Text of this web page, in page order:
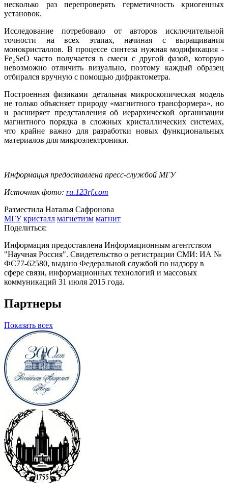
несколько раз перепроверять герметичность криогенных
установок.
Исследование потребовало от авторов исключительной
точности на всех этапах, начиная с выращивания
монокристаллов. В процессе синтеза нужная модификация -
Fe₂SeO часто получается в смеси с другой фазой, которую
невозможно отличить визуально, поэтому каждый образец
отбирался вручную с помощью дифрактометра.
Построенная физиками детальная микроскопическая модель
не только объясняет природу «магнитного трансформера», но
и расширяет представления об иерархической организации
магнитного порядка в сложных кристаллических системах,
что крайне важно для разработки новых функциональных
материалов для микроэлектроники.
Информация предоставлена пресс-службой МГУ
Источник фото: ru.123rf.com
Разместила Наталья Сафронова
МГУ кристалл магнетизм магнит
Поделиться:
Информация предоставлена Информационным агентством
"Научная Россия". Свидетельство о регистрации СМИ: ИА №
ФС77-62580, выдано Федеральной службой по надзору в
сфере связи, информационных технологий и массовых
коммуникаций 31 июля 2015 года.
Партнеры
Показать всех